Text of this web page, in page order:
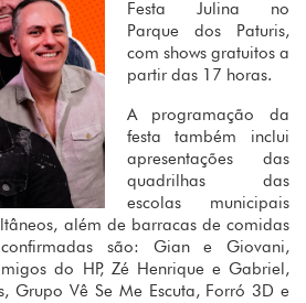
Festa Julina no
Parque dos Paturis,
com shows gratuitos a
partir das 17 horas.
A programação da
festa também inclui
apresentações das
quadrilhas das
escolas municipais
além de barracas de comidas
são: Gian e Giovani,
do HP, Zé Henrique e Gabriel,
Grupo Vê Se Me Escuta, Forró 3D e